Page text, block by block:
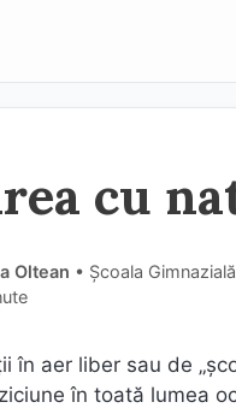
cu
Oltean • Școala
în aer liber sau de
în toată lumea